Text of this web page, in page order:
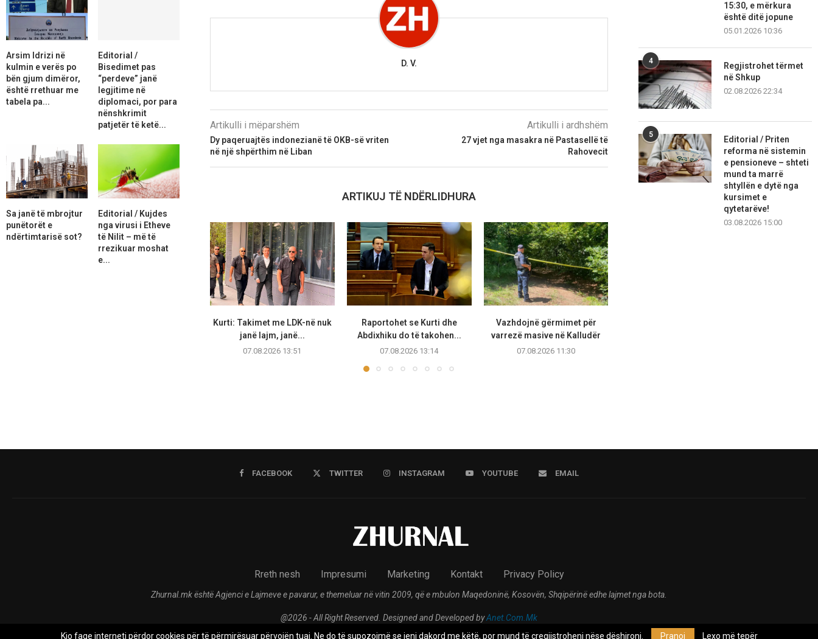
D. V.
Artikulli i mëparshëm
Dy paqeruajtës indonezianë të OKB-së vriten
në një shpërthim në Liban
Artikulli i ardhshëm
27 vjet nga masakra në Pastasellë të
Rahovecit
ARTIKUJ TË NDËRLIDHURA
Kurti: Takimet me LDK-në nuk
janë lajm, janë...
07.08.2026 13:51
Raportohet se Kurti dhe
Abdixhiku do të takohen...
07.08.2026 13:14
Vazhdojnë gërmimet për
varrezë masive në Kalludër
07.08.2026 11:30
15:30, e mërkura
është ditë jopune
05.01.2026 10:36
4
Regjistrohet tërmet
në Shkup
02.08.2026 22:34
5
Editorial / Priten
reforma në sistemin
e pensioneve – shteti
mund ta marrë
shtyllën e dytë nga
kursimet e
qytetarëve!
03.08.2026 15:00
Arsim Idrizi në
kulmin e verës po
bën gjum dimëror,
është rrethuar me
tabela pa...
Editorial /
Bisedimet pas
“perdeve” janë
legjitime në
diplomaci, por para
nënshkrimit
patjetër të ketë...
Sa janë të mbrojtur
punëtorët e
ndërtimtarisë sot?
Editorial / Kujdes
nga virusi i Etheve
të Nilit – më të
rrezikuar moshat
e...
FACEBOOK TWITTER INSTAGRAM YOUTUBE EMAIL
Rreth nesh Impresumi Marketing Kontakt Privacy Policy
Zhurnal.mk është Agjenci e Lajmeve e pavarur, e themeluar në vitin 2009, që e mbulon Maqedoninë, Kosovën, Shqipërinë edhe lajmet nga bota.
@2026 - All Right Reserved. Designed and Developed byAnet.Com.Mk
Kjo faqe interneti përdor cookies për të përmirësuar përvojën tuaj. Ne do të supozojmë se jeni dakord me këtë, por mund të çregjistroheni nëse dëshironi.
Pranoj Lexo më tepër